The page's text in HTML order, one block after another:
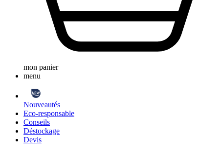
mon panier
menu
Nouveautés
Eco-responsable
Conseils
Déstockage
Devis